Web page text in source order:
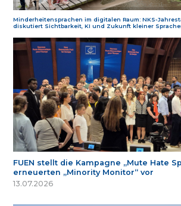
Minderheitensprachen im digitalen Raum: NKS-
diskutiert Sichtbarkeit, KI und Zukunft kleiner
FUEN stellt die Kampagne „Mute Hate
erneuerten „Minority Monitor“ vor
13.07.2026